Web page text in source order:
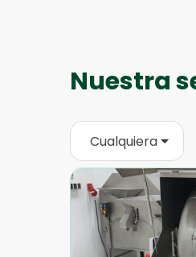
Nuestra
Cualquiera
Más
información
sobre
Standard